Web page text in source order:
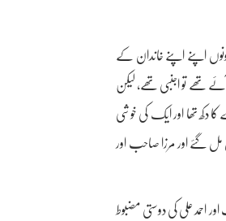
اپنے اپنے خاندان کے
تھے تو اجنبی تھے، لیکن
کا دکھ تھا اور ایک کی خوشی
گئے اور مرزا صاحب اور
احمد علی کی دوستی مضبوط